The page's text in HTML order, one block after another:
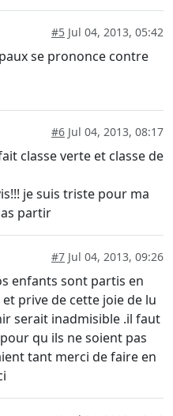
#5 Jul 04, 2013, 05:42
se prononce contre
#6 Jul 04, 2013, 08:17
classe verte et classe de
je suis triste pour ma
partir
#7 Jul 04, 2013, 09:26
enfants sont partis en
prive de cette joie de lu
serait inadmisible .il faut
qu ils ne soient pas
tant merci de faire en